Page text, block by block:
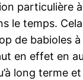
particulière
le temps.
de babioles à
en effet en
long terme